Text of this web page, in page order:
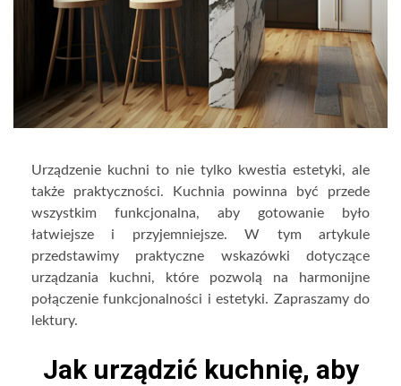
Urządzenie kuchni to nie tylko kwestia estetyki, ale
także praktyczności. Kuchnia powinna być przede
wszystkim funkcjonalna, aby gotowanie było
łatwiejsze i przyjemniejsze. W tym artykule
przedstawimy praktyczne wskazówki dotyczące
urządzania kuchni, które pozwolą na harmonijne
połączenie funkcjonalności i estetyki. Zapraszamy do
lektury.
Jak urządzić kuchnię, aby